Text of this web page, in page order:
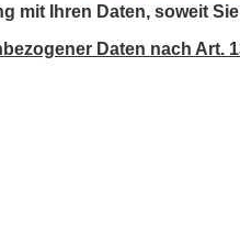
mit Ihren Daten, soweit
Daten nach Art.